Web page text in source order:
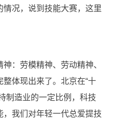
情况，说到技能大赛，这里
：劳模精神、劳动精神、
体现出来了。北京在“十
制造业的一定比例，科技
我们对年轻一代总爱提技